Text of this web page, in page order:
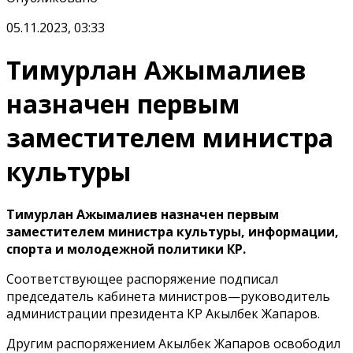
05.11.2023, 03:33
Тимурлан Ажымалиев
назначен первым
заместителем министра
культуры
Тимурлан Ажымалиев назначен первым
заместителем министра культуры, информации,
спорта и молодежной политики КР.
Соответствующее распоряжение подписал
председатель кабинета министров—руководитель
администрации президента КР Акылбек Жапаров.
Другим распоряжением Акылбек Жапаров освободил